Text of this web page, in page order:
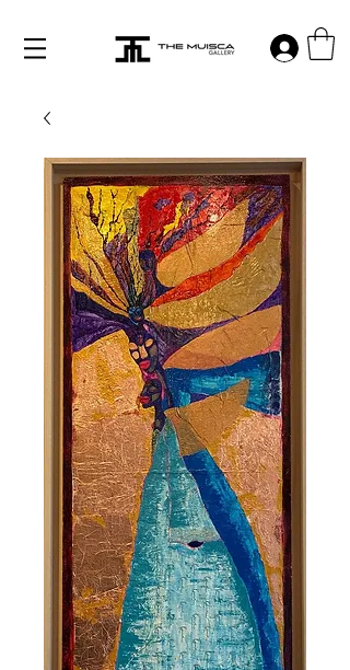
Log in